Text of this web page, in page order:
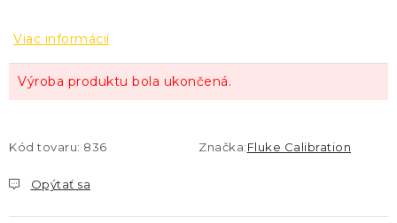
Viac informácií
Výroba produktu bola ukončená.
Kód tovaru: 836 Značka:Fluke Calibration
Opýtať sa